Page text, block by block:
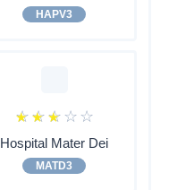
HAPV3
☆ ☆ ☆ ☆ ☆
Hospital Mater Dei
MATD3